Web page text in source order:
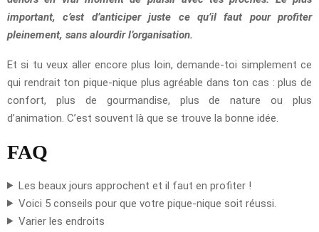
important, c’est d’anticiper juste ce qu’il faut pour profiter
pleinement, sans alourdir l’organisation.
Et si tu veux aller encore plus loin, demande-toi simplement ce
qui rendrait ton pique-nique plus agréable dans ton cas : plus de
confort, plus de gourmandise, plus de nature ou plus
d’animation. C’est souvent là que se trouve la bonne idée.
FAQ
Les beaux jours approchent et il faut en profiter !
Voici 5 conseils pour que votre pique-nique soit réussi.
Varier les endroits